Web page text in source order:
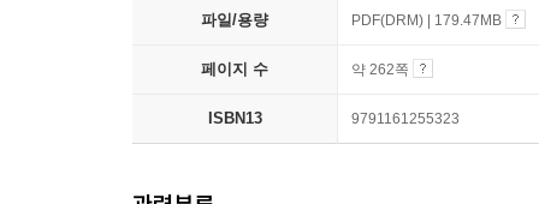
파일/용량 PDF(DRM) | 179.47MB
페이지 수 약 262쪽
ISBN13 9791161255323